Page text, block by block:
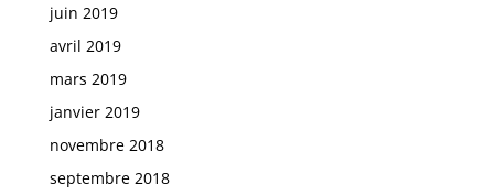
juin 2019
avril 2019
mars 2019
janvier 2019
novembre 2018
septembre 2018